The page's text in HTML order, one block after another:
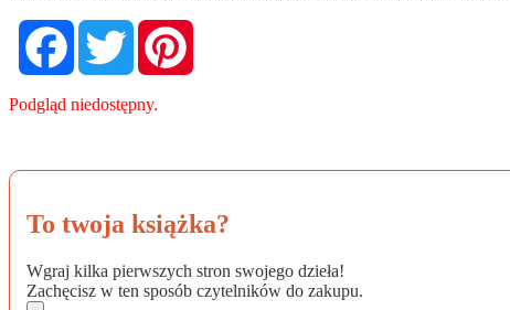
FacebookTwitter
Podgląd niedostępny.
To twoja książka?
Wgraj kilka pierwszych stron swojego dzieła!
Zachęcisz w ten sposób czytelników do zakupu.